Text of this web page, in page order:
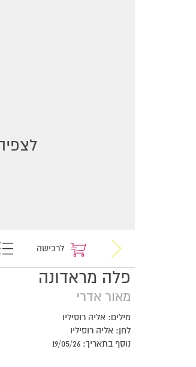
לרכישה
פלה מראדונה
מאור אדרי
מילים: אליה רוסיליו
לחן: אליה רוסיליו
נוסף בתאריך: 19/05/26